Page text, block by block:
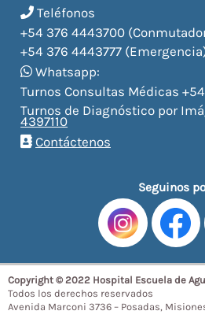
Teléfonos
+54 376 4443700
+54 376 4443777
Whatsapp:
Turnos Consultas Médicas +54
Turnos de Diagnóstico por
4397110
Contáctenos
Seguinos
Copyright © 2022 Hospital Escuela de
Todos los derechos reservados
Avenida Marconi 3736 – Posadas,